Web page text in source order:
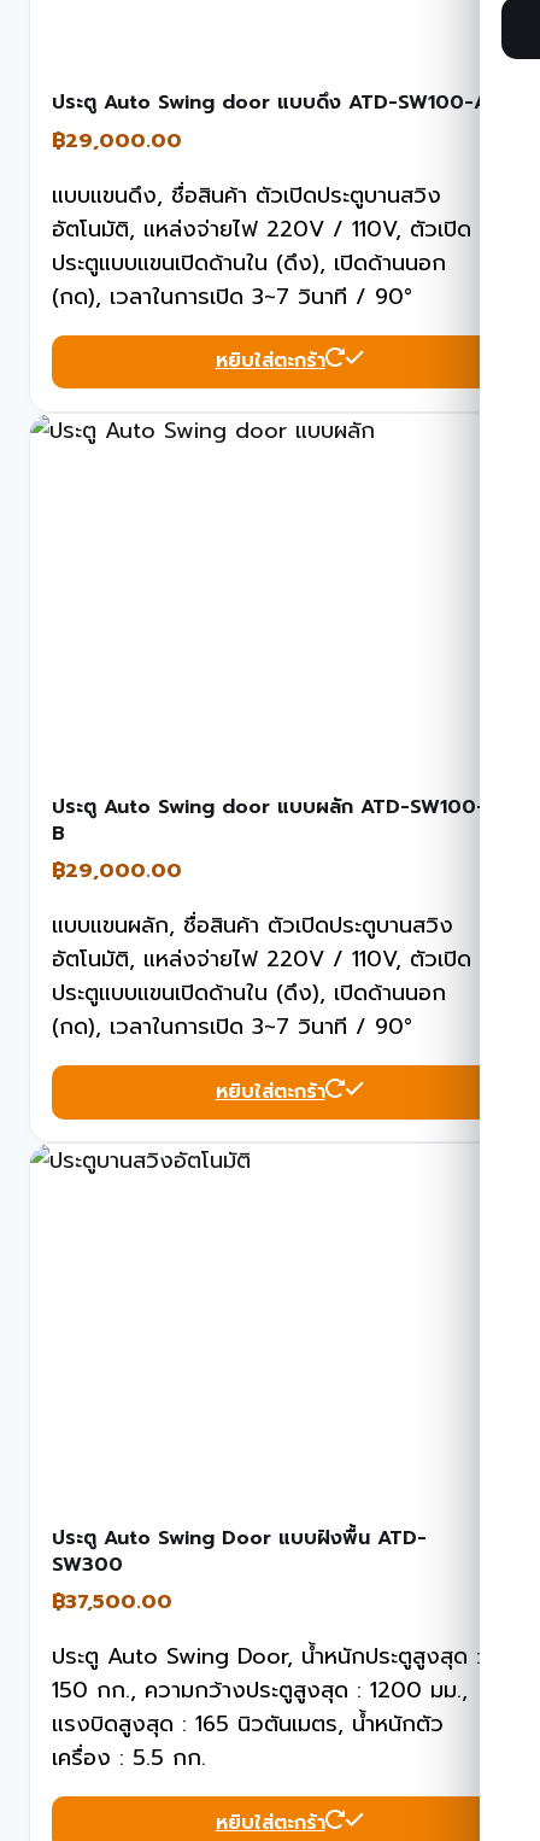
ประตู Auto Swing door แบบดึง ATD-SW100-A
฿29,000.00
แบบแขนดึง, ชื่อสินค้า ตัวเปิดประตูบานสวิง
อัตโนมัติ, แหล่งจ่ายไฟ 220V / 110V, ตัวเปิด
ประตูแบบแขนเปิดด้านใน (ดึง), เปิดด้านนอก
(กด), เวลาในการเปิด 3~7 วินาที / 90°
หยิบใส่ตะกร้า
ประตู Auto Swing door แบบผลัก ATD-SW100-
B
฿29,000.00
แบบแขนผลัก, ชื่อสินค้า ตัวเปิดประตูบานสวิง
อัตโนมัติ, แหล่งจ่ายไฟ 220V / 110V, ตัวเปิด
ประตูแบบแขนเปิดด้านใน (ดึง), เปิดด้านนอก
(กด), เวลาในการเปิด 3~7 วินาที / 90°
หยิบใส่ตะกร้า
ประตู Auto Swing Door แบบฝังพื้น ATD-
SW300
฿37,500.00
ประตู Auto Swing Door, น้ำหนักประตูสูงสุด :
150 กก., ความกว้างประตูสูงสุด : 1200 มม.,
แรงบิดสูงสุด : 165 นิวตันเมตร, น้ำหนักตัว
เครื่อง : 5.5 กก.
หยิบใส่ตะกร้า